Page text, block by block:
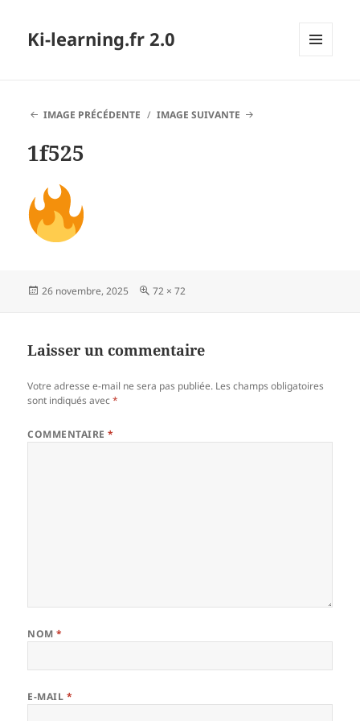
Ki-learning.fr 2.0
IMAGE PRÉCÉDENTE
IMAGE SUIVANTE
1f525
Publié
26 novembre, 2025
Taille
72 × 72
Laisser un commentaire
Votre adresse e-mail ne sera pas publiée. Les champs obligatoires
sont indiqués avec*
COMMENTAIRE*
NOM*
E-MAIL *